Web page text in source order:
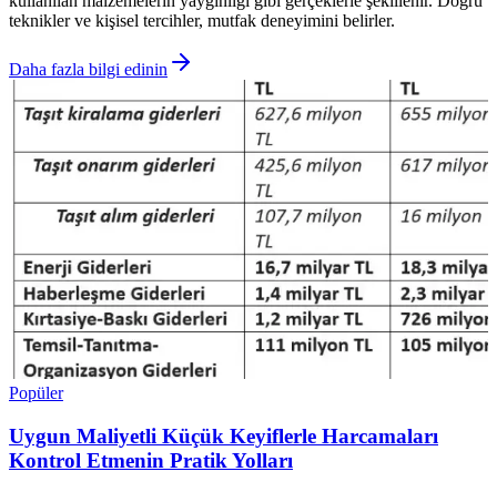
teknikler ve kişisel tercihler, mutfak deneyimini belirler.
Daha fazla bilgi edinin
Popüler
Uygun Maliyetli Küçük Keyiflerle Harcamaları
Kontrol Etmenin Pratik Yolları